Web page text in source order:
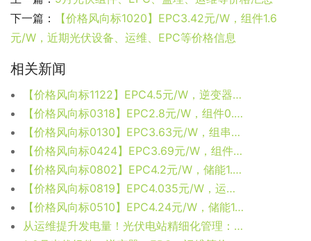
下一篇：
【价格风向标1020】EPC3.42元/W，组件1.6
元/W，近期光伏设备、运维、EPC等价格信息
相关新闻
【价格风向标1122】EPC4.5元/W，逆变器0.15元/W，近期光伏设备、监理、EPC等价格信息
【价格风向标0318】EPC2.8元/W，组件0.89元/W，近期光伏设备、EPC、监理等价格信息
【价格风向标0130】EPC3.63元/W，组串逆变器0.1285元/W，近期光伏设备、EPC、监理等价格信息
【价格风向标0424】EPC3.69元/W，组件1.71元/W，近期光伏设备、运维、EPC等价格信息
【价格风向标0802】EPC4.2元/W，储能1.77元/W，近期光伏设备、监理、EPC等价格信息
【价格风向标0819】EPC4.035元/W，运维5分/W，近期光伏设备、运维、EPC等价格信息
【价格风向标0510】EPC4.24元/W，储能1.556元/Wh，近期光伏设备、监理、EPC等价格信息
从运维提升发电量！光伏电站精细化管理：设备故障的数据评估方法讨论